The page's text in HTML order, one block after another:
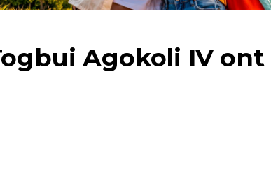
Agokoli IV ont